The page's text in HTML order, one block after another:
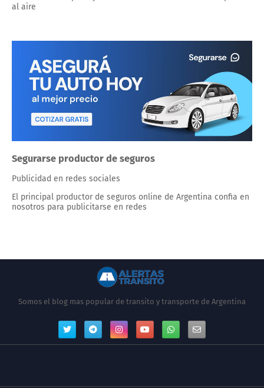
al aire
Segurarse productor de seguros
Publicidad en redes sociales
El principal productor de seguros online de Argentina confia en
nosotros para publicitarse en redes
Somos el blog mas popular de transito y transporte de Argentina